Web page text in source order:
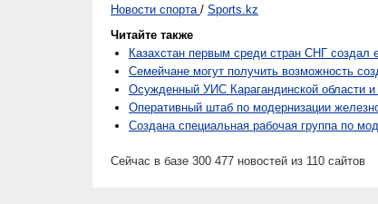
Новости спорта / Sports.kz
Читайте также
Казахстан первым среди стран СНГ
Семейчане могут получить возможность
Осужденный УИС Карагандинской области
Оперативный штаб по модернизации
Создана специальная рабочая группа по
Сейчас в базе 300 477 новостей из 110 сайтов